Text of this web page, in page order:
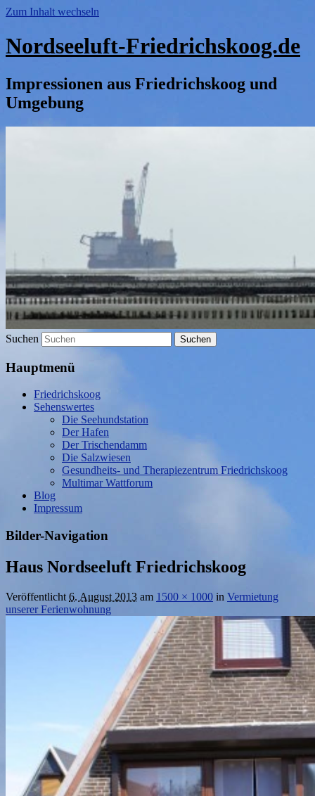
Zum Inhalt wechseln
Nordseeluft-Friedrichskoog.de
Impressionen aus Friedrichskoog und
Umgebung
Suchen
Hauptmenü
Friedrichskoog
Sehenswertes
Die Seehundstation
Der Hafen
Der Trischendamm
Die Salzwiesen
Gesundheits- und Therapiezentrum Friedrichskoog
Multimar Wattforum
Blog
Impressum
Bilder-Navigation
Haus Nordseeluft Friedrichskoog
Veröffentlicht 6. August 2013 am 1500 × 1000 in Vermietung
unserer Ferienwohnung